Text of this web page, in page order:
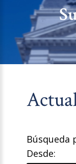
Búsqueda
Desde: